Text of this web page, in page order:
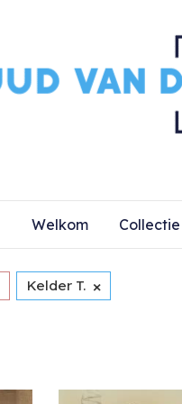
Welkom Collectie
Kelder T. ×